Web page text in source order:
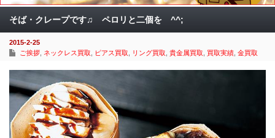
そば・クレープです♫ ペロリと二個を ^^;
2015-2-25
ご挨拶 ネックレス買取 ピアス買取 リング買取 貴金属買取 買取実績 金買取